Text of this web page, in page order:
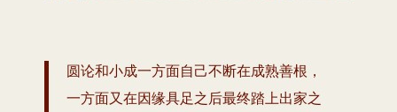
圆论和小成一方面自己不断在成熟善根，
一方面又在因缘具足之后最终踏上出家之